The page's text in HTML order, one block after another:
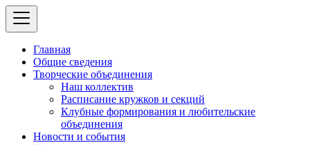
Главная
Общие сведения
Творческие объединения
Наш коллектив
Расписание кружков и секций
Клубные формирования и любительские
объединения
Новости и события